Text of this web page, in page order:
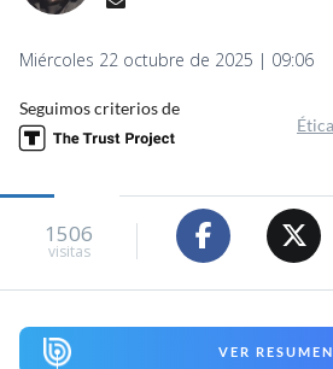
Miércoles 22 octubre de 2025 | 09:06
Seguimos criterios de
1506
visitas
VER RESUMEN